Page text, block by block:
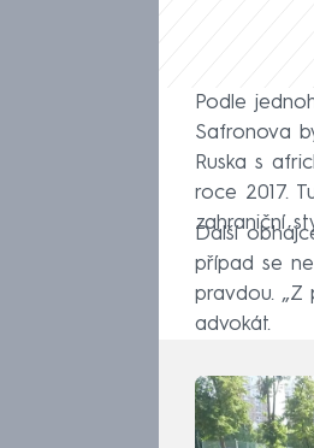
Podle
Safronova
Ruska s
roce 2017.
zahraniční
Další
případ se
pravdou. „Z
advokát.